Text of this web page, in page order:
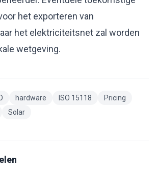
het exporteren van
het elektriciteitsnet zal worden
wetgeving.
hardware ISO 15118
Pricing
Solar